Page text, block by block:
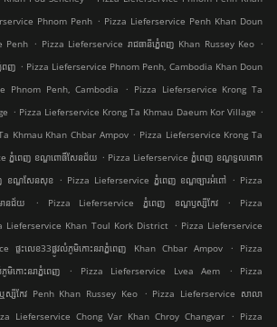
Phnom Penh . Pizza Lieferservice Penh Khan Doun
Penh . Pizza Lieferservice រាជធានីភ្នំេពញ Khan Russey Keo .
ពញ . Pizza Lieferservice Phnom Penh, Cambodia Khan Doun
Phnom Penh, Cambodia . Pizza Lieferservice Krong Ta
. Pizza Lieferservice Krong Ta Khmau Daeum Kor Village .
Khmau Khan Chbar Ampov . Pizza Lieferservice Krong Ta
ភ្នំពេញ ខណ្ឌ​ពោធិ៍សែនជ័យ . Pizza Lieferservice ភ្នំពេញ ខណ្ឌទួលគោក
ខណ្ឌ​សែនសុខ . Pizza Lieferservice ភ្នំពេញ ខណ្ឌច្បារអំពៅ . Pizza
នជ័យ
. Pizza Lieferservice ភ្នំពេញ ខណ្ឌ​ឫស្សីកែវ .
Pizza
Lieferservice Khan Toul Kork District . Pizza Lieferservice
ផ្ទះលេខ33ផ្លូវលំភូមិកោះនរាភ្នំពេញ Khan Chbar Ampov .
Pizza
កោះនរាភ្នំពេញ
. Pizza Lieferservice Lvea Aem .
Pizza
សីកែវ Penh Khan Russey Keo
. Pizza Lieferservice សាលា
Lieferservice Chong Var Khan Chroy Changvar . Pizza